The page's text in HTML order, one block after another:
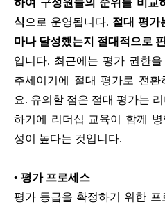
식 으로 운영됩니다. 절대 평가
마나 달성했는지 절대적으로
입니다. 최근에는 평가 권한
추세이기에 절대 평가로 전환
요. 유의할 점은 절대 평가는
하기에 리더십 교육이 함께
성이 높다는 것입니다.
• 평가 프로세스
평가 등급을 확정하기 위한